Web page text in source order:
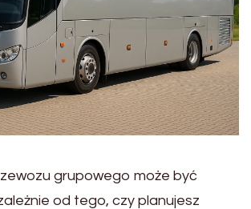
grupowego może być
od tego, czy planujesz